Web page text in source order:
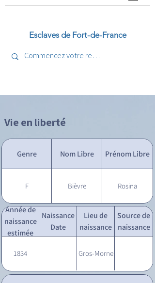
Esclaves de Fort-de-France
Vie en liberté
Genre Nom Libre Prénom Libre
F Bièvre Rosina
Année de
naissance
estimée
Naissance
Date
Lieu de
naissance
Source de
naissance
1834 Gros-Morne